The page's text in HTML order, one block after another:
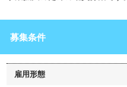
募集条件
雇用形態